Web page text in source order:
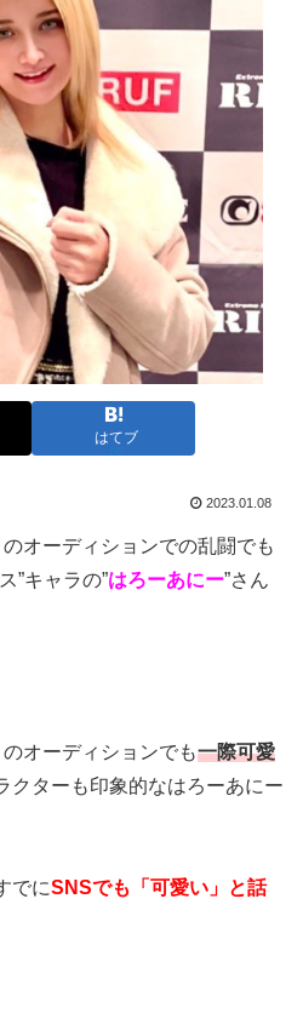
はてブ
2023.01.08
オーディションでの乱闘でも
”キャラの”はろーあにー”さん
オーディションでも一際可愛
クターも印象的なはろーあにー
でにSNSでも「可愛い」と話